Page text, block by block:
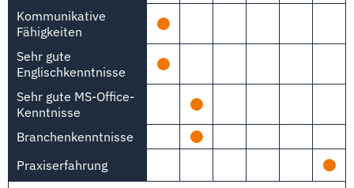
Kommunikative
Fähigkeiten
Sehr gute
Englischkenntnisse
Sehr gute MS-Office-
Kenntnisse
Branchenkenntnisse
Praxiserfahrung